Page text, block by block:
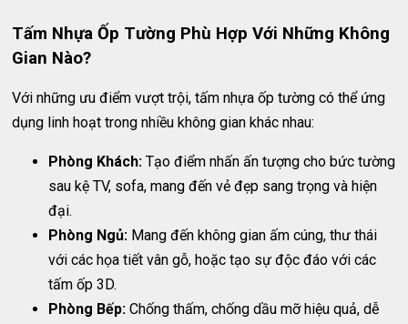
Tấm Nhựa Ốp Tường Phù Hợp Với Những Không
Gian Nào?
Với những ưu điểm vượt trội, tấm nhựa ốp tường có thể ứng
dụng linh hoạt trong nhiều không gian khác nhau:
Phòng Khách: Tạo điểm nhấn ấn tượng cho bức tường
sau kệ TV, sofa, mang đến vẻ đẹp sang trọng và hiện
đại.
Phòng Ngủ: Mang đến không gian ấm cúng, thư thái
với các họa tiết vân gỗ, hoặc tạo sự độc đáo với các
tấm ốp 3D.
Phòng Bếp: Chống thấm, chống dầu mỡ hiệu quả, dễ